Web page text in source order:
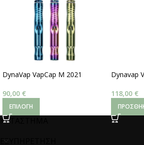
DynaVap VapCap M 2021
90,00 €
ΕΠΙΛΟΓΉ
Dynavap
118,00 €
ΚΑΤΑΣΤΗΜΑ
ΕΞΥΠΗΡΕΤΗΣΗ